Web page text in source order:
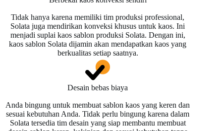
Tidak hanya karena memiliki tim produksi professional,
Solata juga mendirikan konveksi khusus untuk kaos. Ini
menjadi suplai kaos sablon produksi Solata. Dengan ini,
kaos sablon Solata dijamin akan mendapatkan kaos yang
berkualitas setiap saatnya.
Desain bebas biaya
Anda bingung untuk membuat sablon kaos yang keren dan
sesuai kebutuhan Anda. Tidak perlu bingung karena dalam
Solata tersedia tim desain yang siap membantu membuat